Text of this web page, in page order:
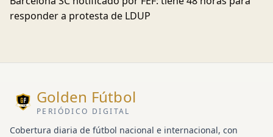
responder a protesta de LDUP
Golden Fútbol
PERIÓDICO DIGITAL
Cobertura diaria de fútbol nacional e internacional, con